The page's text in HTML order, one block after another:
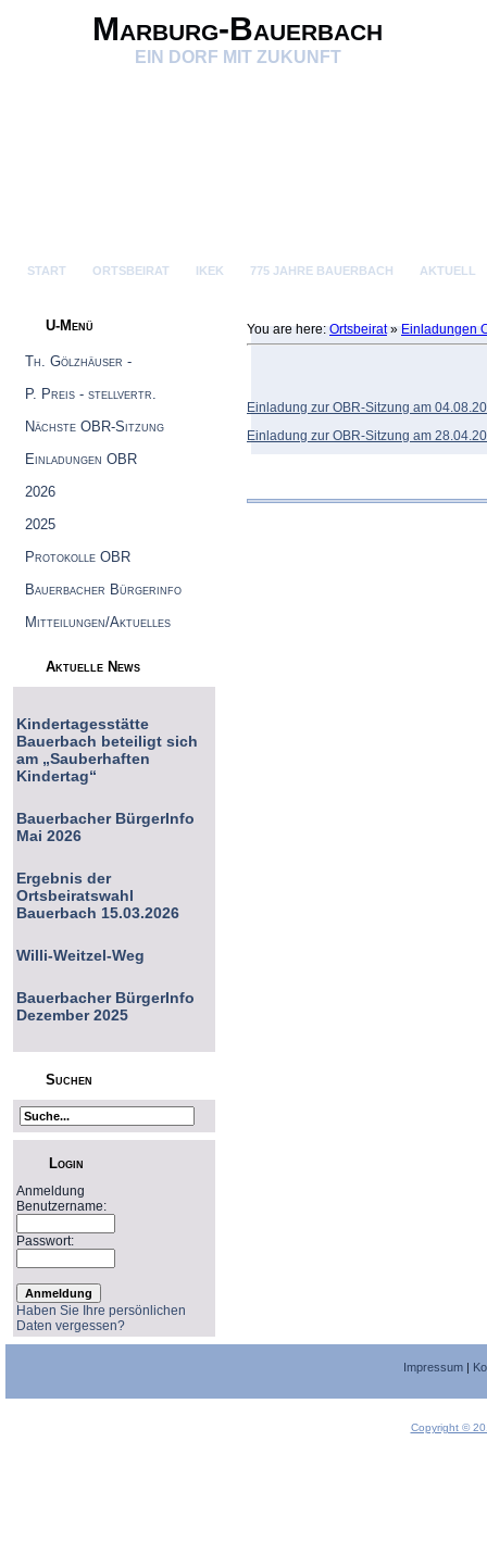
Marburg-Bauerbach
EIN DORF MIT ZUKUNFT
START ORTSBEIRAT IKEK 775 JAHRE BAUERBACH AKTUELL
U-Menü
Th. Gölzhäuser -
Ortsvorsteher
P. Preis - stellvertr.
Ortsvorsteher
Nächste OBR-Sitzung
Einladungen OBR
2026
2025
Protokolle OBR
Bauerbacher Bürgerinfo
Mitteilungen/Aktuelles
Aktuelle News
Kindertagesstätte
Bauerbach beteiligt sich
am „Sauberhaften
Kindertag“
Bauerbacher BürgerInfo
Mai 2026
Ergebnis der
Ortsbeiratswahl
Bauerbach 15.03.2026
Willi-Weitzel-Weg
Bauerbacher BürgerInfo
Dezember 2025
Suchen
Login
Anmeldung
Benutzername:
Passwort:
Haben Sie Ihre persönlichen
Daten vergessen?
You are here: Ortsbeirat» Einladungen
Einladung zur OBR-Sitzung am
Einladung zur OBR-Sitzung am
Impressum|
Copyright ©